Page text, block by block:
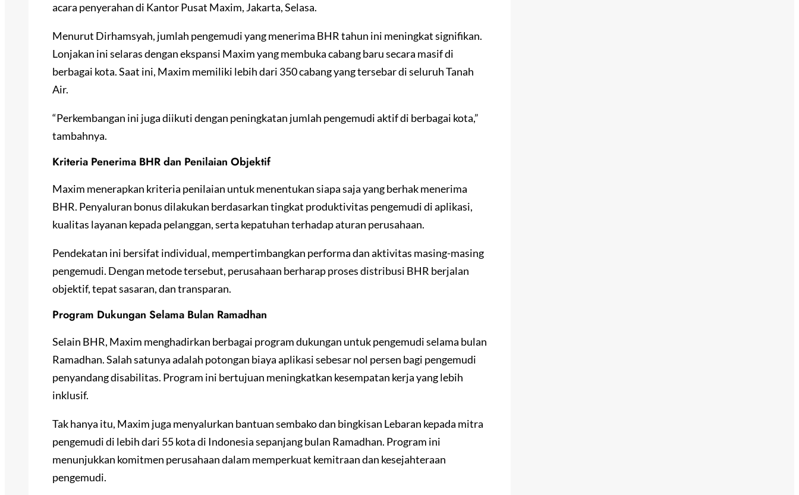
acara penyerahan di Kantor Pusat Maxim, Jakarta, Selasa.
Menurut Dirhamsyah, jumlah pengemudi yang menerima BHR tahun ini meningkat signifikan.
Lonjakan ini selaras dengan ekspansi Maxim yang membuka cabang baru secara masif di
berbagai kota. Saat ini, Maxim memiliki lebih dari 350 cabang yang tersebar di seluruh Tanah
Air.
“Perkembangan ini juga diikuti dengan peningkatan jumlah pengemudi aktif di berbagai kota,”
tambahnya.
Kriteria Penerima BHR dan Penilaian Objektif
Maxim menerapkan kriteria penilaian untuk menentukan siapa saja yang berhak menerima
BHR. Penyaluran bonus dilakukan berdasarkan tingkat produktivitas pengemudi di aplikasi,
kualitas layanan kepada pelanggan, serta kepatuhan terhadap aturan perusahaan.
Pendekatan ini bersifat individual, mempertimbangkan performa dan aktivitas masing-masing
pengemudi. Dengan metode tersebut, perusahaan berharap proses distribusi BHR berjalan
objektif, tepat sasaran, dan transparan.
Program Dukungan Selama Bulan Ramadhan
Selain BHR, Maxim menghadirkan berbagai program dukungan untuk pengemudi selama bulan
Ramadhan. Salah satunya adalah potongan biaya aplikasi sebesar nol persen bagi pengemudi
penyandang disabilitas. Program ini bertujuan meningkatkan kesempatan kerja yang lebih
inklusif.
Tak hanya itu, Maxim juga menyalurkan bantuan sembako dan bingkisan Lebaran kepada mitra
pengemudi di lebih dari 55 kota di Indonesia sepanjang bulan Ramadhan. Program ini
menunjukkan komitmen perusahaan dalam memperkuat kemitraan dan kesejahteraan
pengemudi.